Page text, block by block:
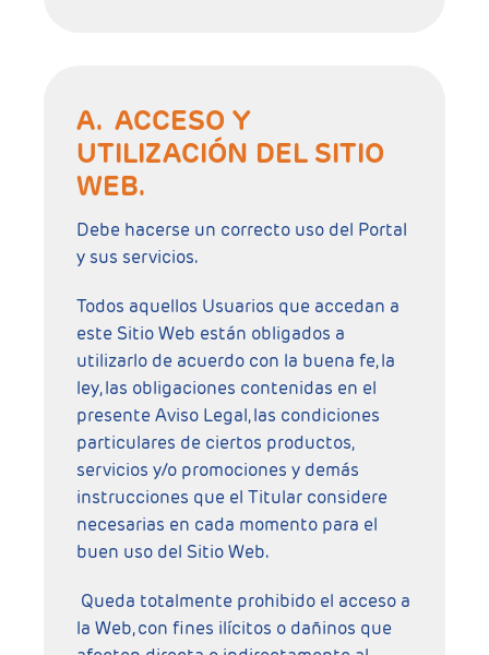
A. ACCESO Y
UTILIZACIÓN DEL SITIO
WEB.
Debe hacerse un correcto uso del Portal
y sus servicios.
Todos aquellos Usuarios que accedan a
este Sitio Web están obligados a
utilizarlo de acuerdo con la buena fe, la
ley, las obligaciones contenidas en el
presente Aviso Legal, las condiciones
particulares de ciertos productos,
servicios y/o promociones y demás
instrucciones que el Titular considere
necesarias en cada momento para el
buen uso del Sitio Web.
Queda totalmente prohibido el acceso a
la Web, con fines ilícitos o dañinos que